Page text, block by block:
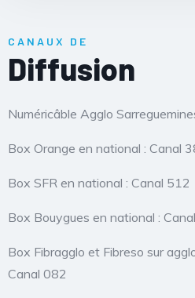
CANAUX DE
Diffusion
Numéricâble Agglo
Box Orange en national : Canal
Box SFR en national : Canal 512
Box Bouygues en national :
Box Fibragglo et Fibreso sur
Canal 082